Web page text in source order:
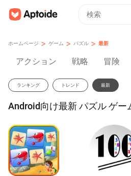
ホームページ > ゲーム > パズル > 最新
アクション 戦略 冒険
ランキング トレンド 最新
Android向け最新 パズル ゲー